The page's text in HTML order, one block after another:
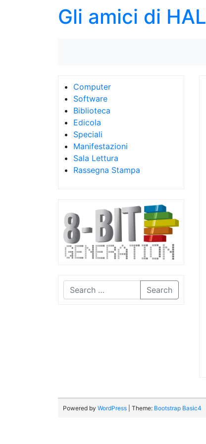
Gli amici di HAL
Computer
Software
Biblioteca
Edicola
Speciali
Manifestazioni
Sala Lettura
Rassegna Stampa
Search
Powered by WordPress | Theme: Bootstrap Basic4